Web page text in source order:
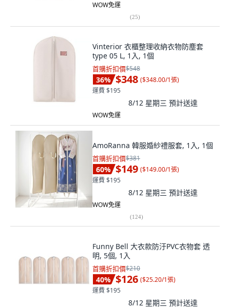
WOW免運
(25)
Vinterior 衣櫃整理收納衣物防塵套
type 05 L, 1入, 1個
首購折扣價$548
36% $348 ($348.00/1張)
運費 $195
8/12 星期三 預計送達
WOW免運
AmoRanna 韓服婚紗禮服套, 1入, 1個
首購折扣價$381
60% $149 ($149.00/1張)
運費 $195
8/12 星期三 預計送達
WOW免運
(124)
Funny Bell 大衣款防汙PVC衣物套 透
明, 5個, 1入
首購折扣價$210
40% $126 ($25.20/1張)
運費 $195
8/12 星期三 預計送達